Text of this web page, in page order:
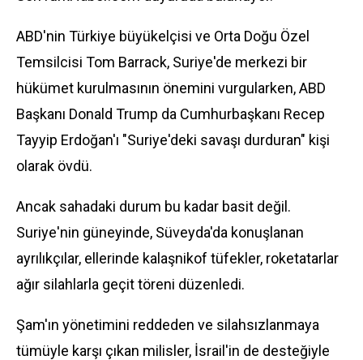
ABD'nin Türkiye büyükelçisi ve Orta Doğu Özel
Temsilcisi Tom Barrack, Suriye'de merkezi bir
hükümet kurulmasının önemini vurgularken, ABD
Başkanı Donald Trump da Cumhurbaşkanı Recep
Tayyip Erdoğan'ı "Suriye'deki savaşı durduran" kişi
olarak övdü.
Ancak sahadaki durum bu kadar basit değil.
Suriye'nin güneyinde, Süveyda'da konuşlanan
ayrılıkçılar, ellerinde kalaşnikof tüfekler, roketatarlar
ağır silahlarla geçit töreni düzenledi.
Şam'ın yönetimini reddeden ve silahsızlanmaya
tümüyle karşı çıkan milisler, İsrail'in de desteğiyle